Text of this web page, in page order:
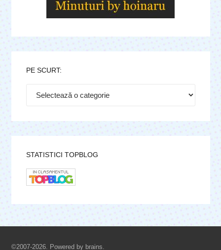
PE SCURT:
STATISTICI TOPBLOG
©2007-2026. Powered by brains.